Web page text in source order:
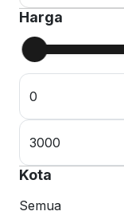
Harga
Kota
Semua